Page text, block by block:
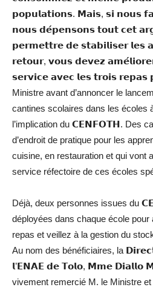
𝗽𝗼𝗽𝘂𝗹𝗮𝘁𝗶𝗼𝗻𝘀. 𝗠𝗮𝗶𝘀, 𝘀𝗶 𝗻𝗼𝘂𝘀
𝗻𝗼𝘂𝘀 𝗱𝗲́𝗽𝗲𝗻𝘀𝗼𝗻𝘀 𝘁𝗼𝘂𝘁 𝗰𝗲𝘁
𝗽𝗲𝗿𝗺𝗲𝘁𝘁𝗿𝗲 𝗱𝗲 𝘀𝘁𝗮𝗯𝗶𝗹𝗶𝘀𝗲𝗿
𝗿𝗲𝘁𝗼𝘂𝗿, 𝘃𝗼𝘂𝘀 𝗱𝗲𝘃𝗲𝘇
𝘀𝗲𝗿𝘃𝗶𝗰𝗲 𝗮𝘃𝗲𝗰 𝗹𝗲𝘀 𝘁𝗿𝗼𝗶𝘀 𝗿𝗲𝗽𝗮𝘀
Ministre avant d’annoncer le
cantines scolaires dans les écoles
l’implication du 𝗖𝗘𝗡𝗙𝗢𝗧𝗛. Des
d’endroit de pratique pour les
cuisine, en restauration et qui vont
service réfectoire de ces écoles
Déjà, deux personnes issues du
déployées dans chaque école pour
repas et veillez à la gestion du
Au nom des bénéficiaires, la
𝗹’𝗘𝗡𝗔𝗘 𝗱𝗲 𝗧𝗼𝗹𝗼, 𝗠𝗺𝗲 𝗗𝗶𝗮𝗹𝗹𝗼
vivement remercié M. le Ministre